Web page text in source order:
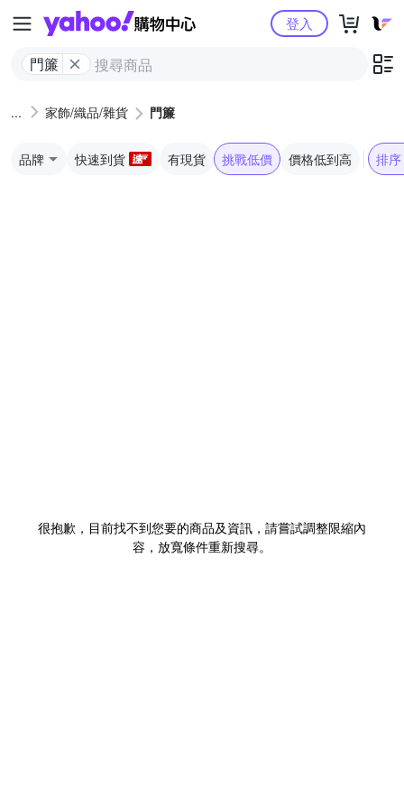
Yahoo購物中心
門簾
登入
家飾/織品/雜貨 門簾
品牌 快速到貨 有現貨 挑戰低價 價格低到高 排序
很抱歉，目前找不到您要的商品及資訊，請嘗試調整限縮內
容，放寬條件重新搜尋。